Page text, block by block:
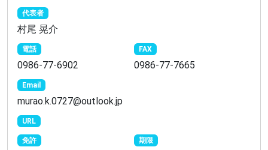
代表者
村尾 晃介
電話
0986-77-6902
FAX
0986-77-7665
Email
murao.k.0727@outlook.jp
URL
免許 期限